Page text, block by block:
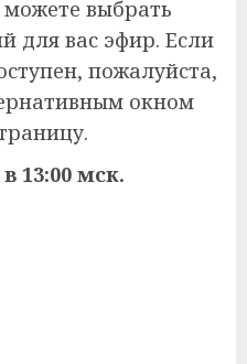
выбрать
для вас эфир. Если
пожалуйста,
окном
13:00 мск.